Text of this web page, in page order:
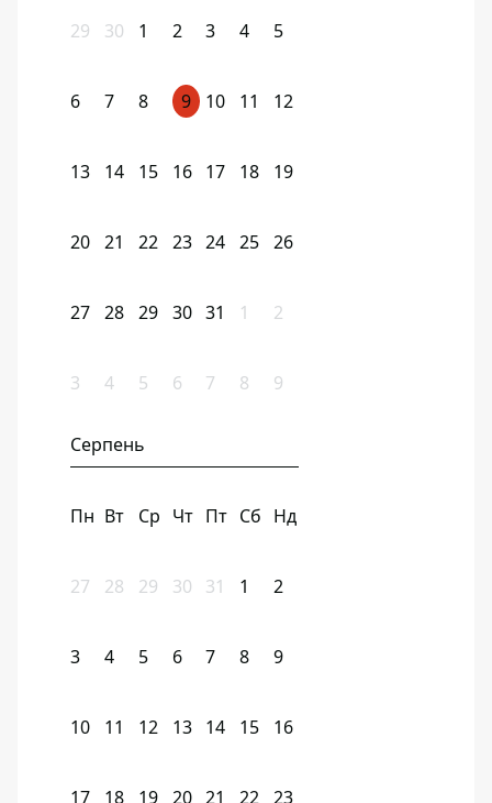
29 30 1 2 3 4 5
6 7 8 9 10 11 12
13 14 15 16 17 18 19
20 21 22 23 24 25 26
27 28 29 30 31 1 2
3 4 5 6 7 8 9
Серпень
Пн Вт Ср Чт Пт Сб Нд
27 28 29 30 31 1 2
3 4 5 6 7 8 9
10 11 12 13 14 15 16
17 18 19 20 21 22 23